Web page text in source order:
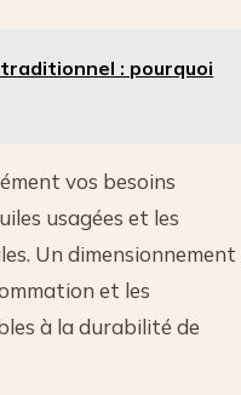
traditionnel : pourquoi
vos besoins
usagées et les
Un dimensionnement
et les
à la durabilité de